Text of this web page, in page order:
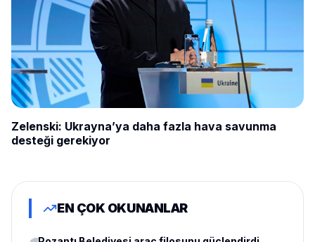
Zelenski: Ukrayna’ya daha fazla hava savunma
desteği gerekiyor
EN ÇOK OKUNANLAR